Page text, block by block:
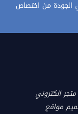
الجودة من اختصاص
الكتروني
مواقع